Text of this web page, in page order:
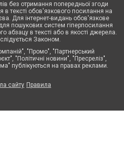
без отримання попередньої згоди
тексті обов'язкового посилання на
Для інтернет-видань обов'язкове
пошукових систем гіперпосилання
абзацу в тексті або в якості джерела.
Законом.
"Промо", "Партнерський
"Політичні новини", "Пресреліз",
публікуються на правах реклами.
сайту Правила